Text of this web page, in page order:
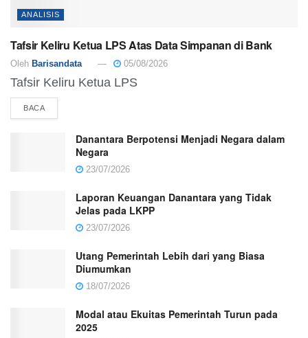
ANALISIS
Tafsir Keliru Ketua LPS Atas Data Simpanan di Bank
Oleh Barisandata 05/08/2026
Tafsir Keliru Ketua LPS
BACA
Danantara Berpotensi Menjadi Negara dalam
Negara
23/07/2026
Laporan Keuangan Danantara yang Tidak
Jelas pada LKPP
23/07/2026
Utang Pemerintah Lebih dari yang Biasa
Diumumkan
18/07/2026
Modal atau Ekuitas Pemerintah Turun pada
2025